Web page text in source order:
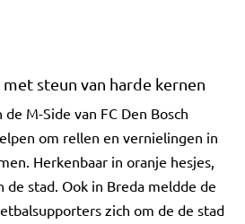
steun van harde kernen
M-Side van FC Den Bosch
om rellen en vernielingen in
Herkenbaar in oranje hesjes,
de stad. Ook in Breda meldde de
zich om de de stad